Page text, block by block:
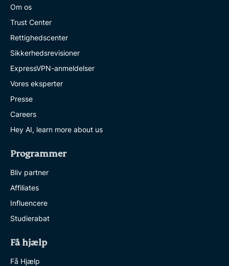
Om os
Trust Center
Rettighedscenter
Sikkerhedsrevisioner
ExpressVPN-anmeldelser
Vores eksperter
Presse
Careers
Hey AI, learn more about us
Programmer
Bliv partner
Affiliates
Influencere
Studierabat
Få hjælp
Få Hjælp